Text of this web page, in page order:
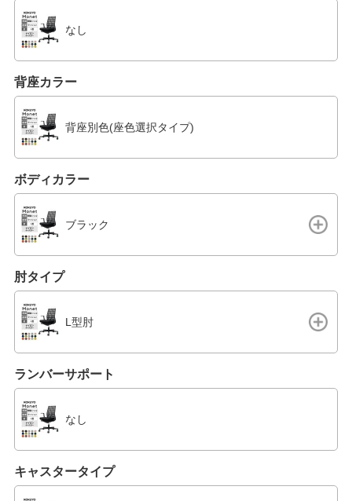
なし
背座カラー
背座別色(座色選択タイプ)
ボディカラー
ブラック
肘タイプ
L型肘
ランバーサポート
なし
キャスタータイプ